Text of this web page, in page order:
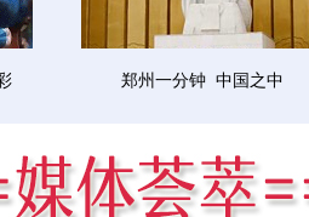
郑州一分钟  中国之中